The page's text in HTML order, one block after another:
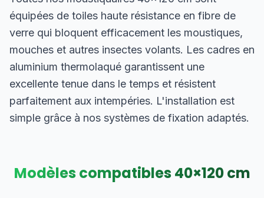
équipées de toiles haute résistance en fibre de
verre qui bloquent efficacement les moustiques,
mouches et autres insectes volants. Les cadres en
aluminium thermolaqué garantissent une
excellente tenue dans le temps et résistent
parfaitement aux intempéries. L'installation est
simple grâce à nos systèmes de fixation adaptés.
Modèles compatibles40×120cm